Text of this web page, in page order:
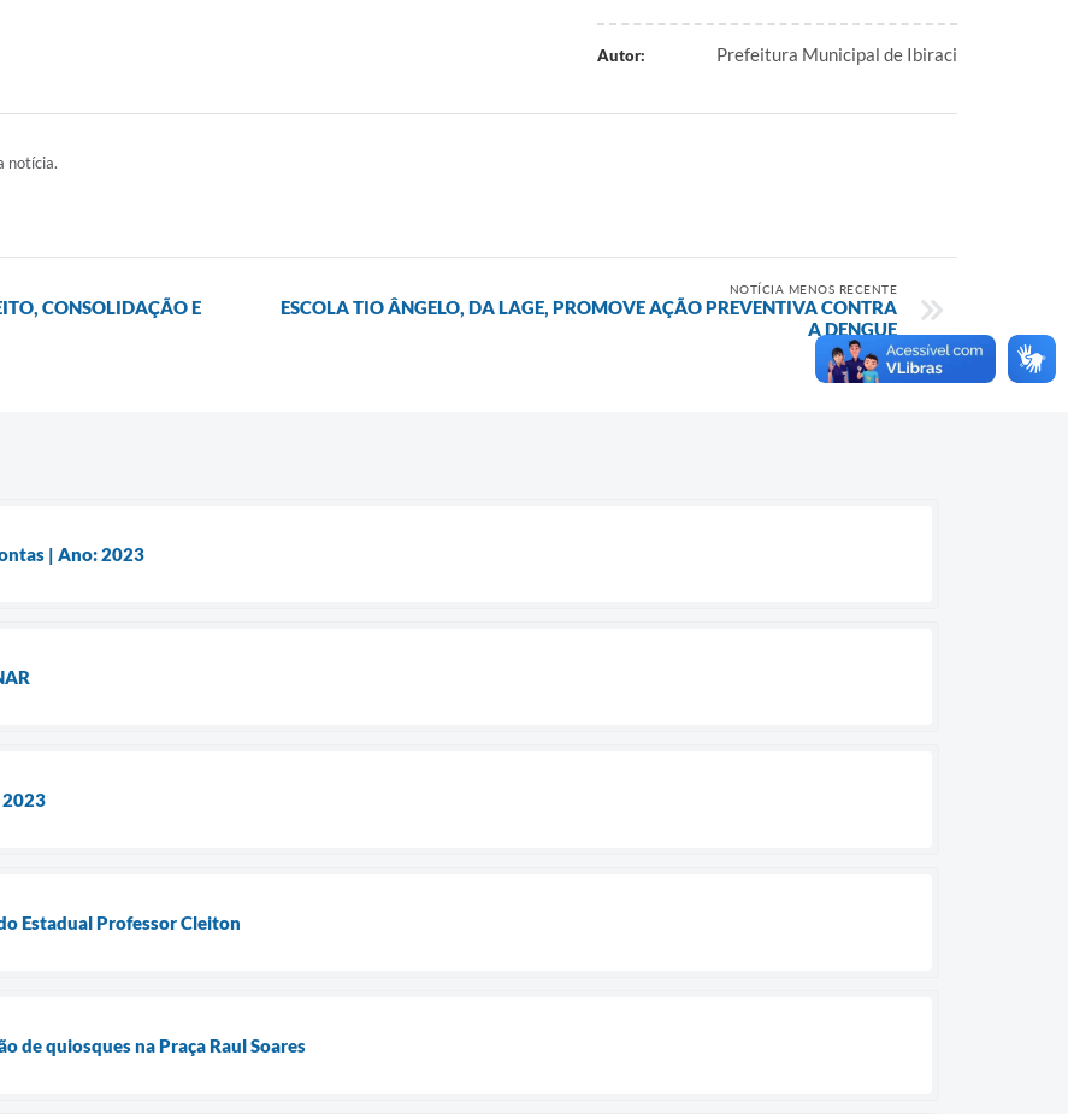
Autor: Prefeitura Municipal de Ibiraci
notícia.
CONSOLIDAÇÃO E
NOTÍCIA MENOS RECENTE
ESCOLA TIO ÂNGELO, DA LAGE, PROMOVE AÇÃO PREVENTIVA CONTRA
A DENGUE
| Ano: 2023
2023
Estadual Professor Cleiton
de quiosques na Praça Raul Soares